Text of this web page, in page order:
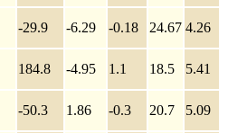
-29.9 -6.29 -0.18 24.67 4.26
184.8 -4.95 1.1 18.5 5.41
-50.3 1.86 -0.3 20.7 5.09